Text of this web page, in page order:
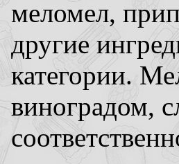
меломел,
другие
категории.
виноградом,